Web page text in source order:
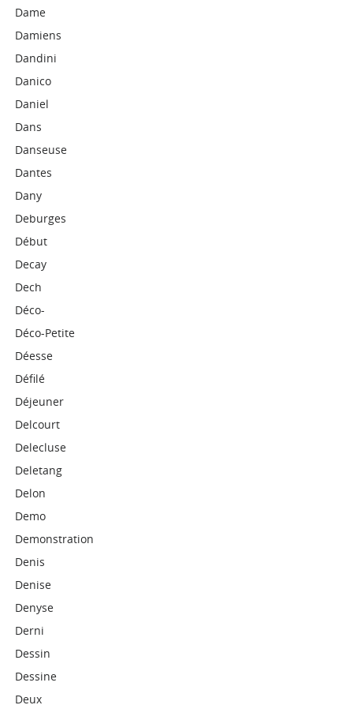
Dame
Damiens
Dandini
Danico
Daniel
Dans
Danseuse
Dantes
Dany
Deburges
Début
Decay
Dech
Déco-
Déco-Petite
Déesse
Défilé
Déjeuner
Delcourt
Delecluse
Deletang
Delon
Demo
Demonstration
Denis
Denise
Denyse
Derni
Dessin
Dessine
Deux